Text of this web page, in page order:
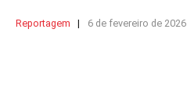
Reportagem 6 de fevereiro de 2026